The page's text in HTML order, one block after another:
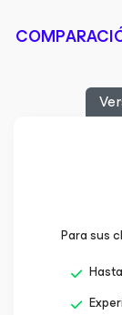
Para sus